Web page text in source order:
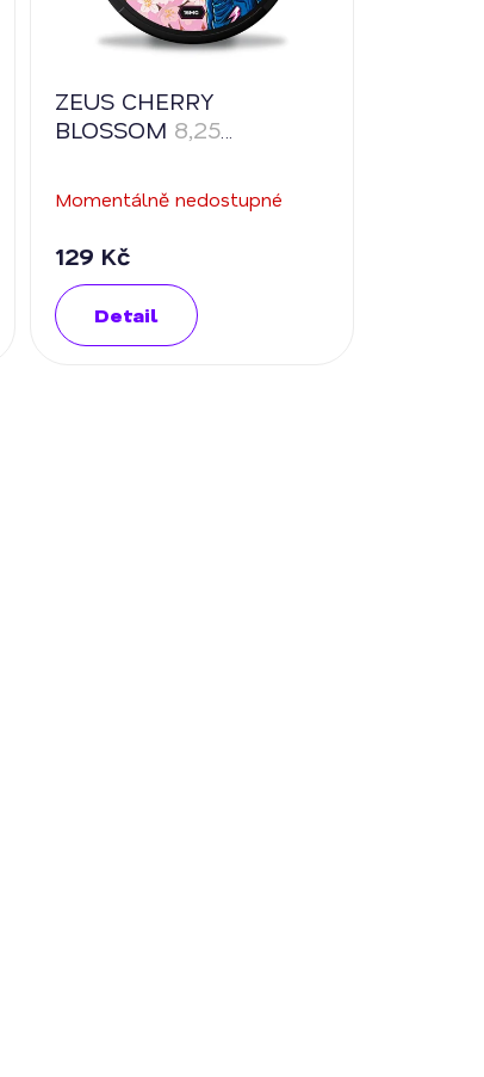
ZEUS CHERRY
BLOSSOM 8,25
Momentálně nedostupné
129 Kč
Detail